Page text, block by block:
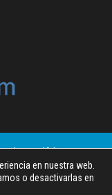
por IA |
en nuestra web.
o desactivarlas en